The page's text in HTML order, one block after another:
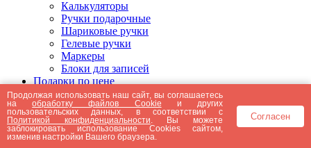
Калькуляторы
Ручки подарочные
Шариковые ручки
Гелевые ручки
Маркеры
Блоки для записей
Подарки по цене
Подарки от 5000 рублей
Подарки до 5000 рублей
Подарки до 3000 рублей
Подарки до 2000 рублей
Подарки до 1000 рублей
Продолжая использовать наш сайт, вы соглашаетесь
наобработку файлов Cookie и других
пользовательских данных, в соответствии с
Политикой конфиденциальности . Вы можете
заблокировать использование Cookies сайтом,
изменив настройки Вашего браузера.
Согласен